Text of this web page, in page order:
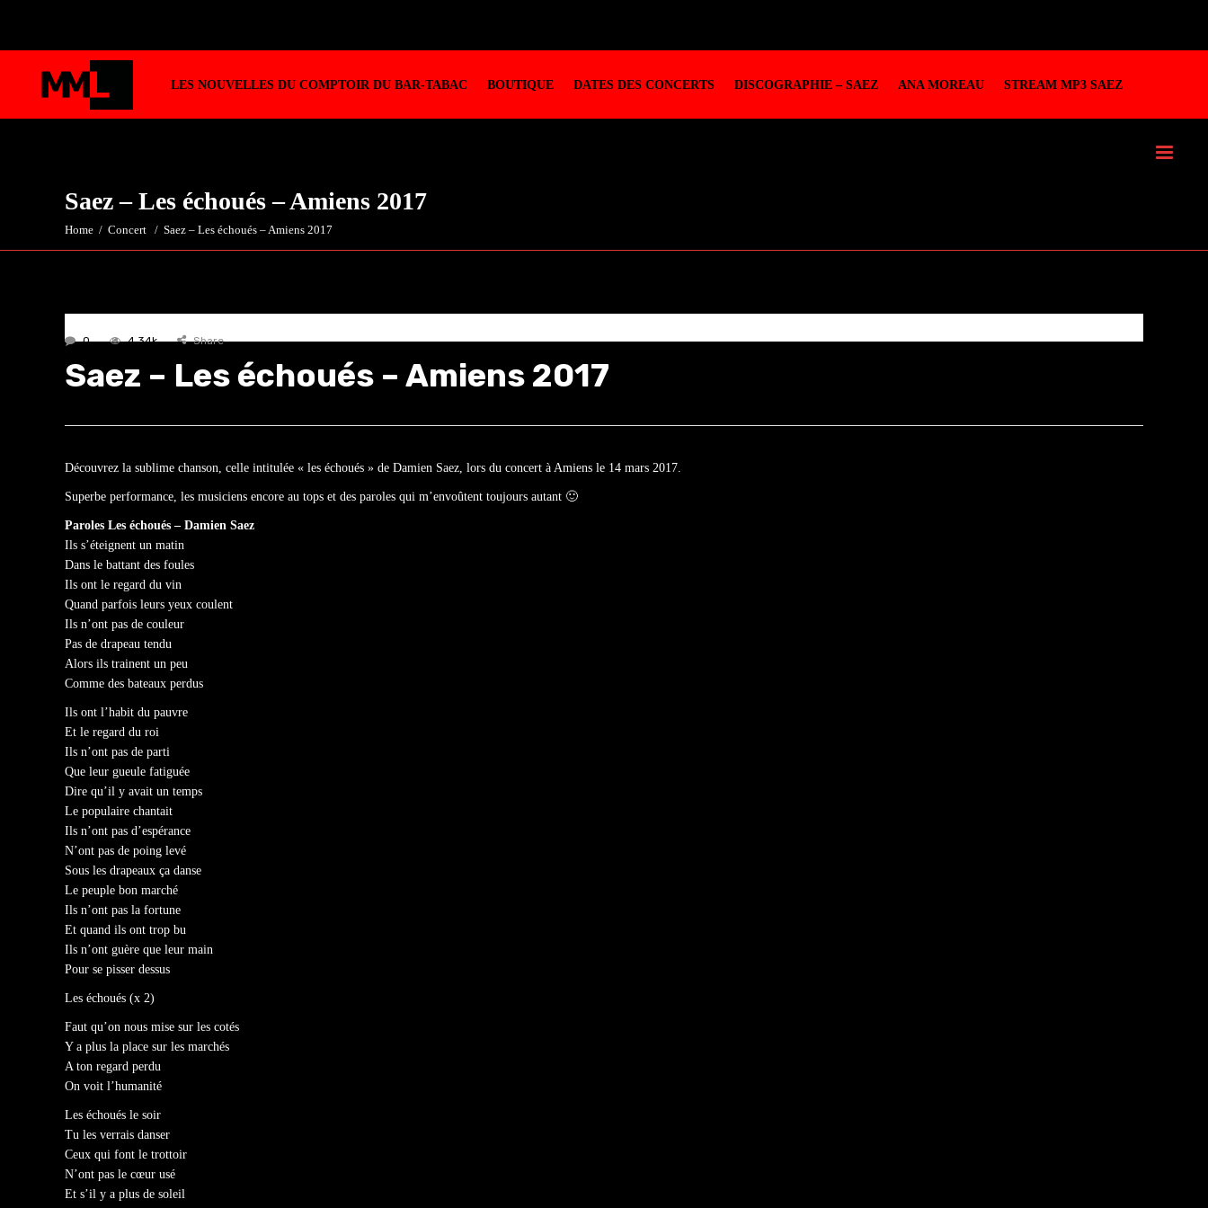
LES NOUVELLES DU COMPTOIR DU BAR-TABAC BOUTIQUE DATES DES CONCERTS DISCOGRAPHIE – SAEZ ANA MOREAU STREAM MP3 SAEZ
Saez – Les échoués – Amiens 2017
Home / Concert / Saez – Les échoués – Amiens 2017
0 4.34k Share
Saez – Les échoués – Amiens 2017
Découvrez la sublime chanson, celle intitulée « les échoués » de Damien Saez, lors du concert à Amiens le 14 mars 2017.
Superbe performance, les musiciens encore au tops et des paroles qui m’envoûtent toujours autant 🙂
Paroles Les échoués – Damien Saez
Ils s’éteignent un matin
Dans le battant des foules
Ils ont le regard du vin
Quand parfois leurs yeux coulent
Ils n’ont pas de couleur
Pas de drapeau tendu
Alors ils trainent un peu
Comme des bateaux perdus
Ils ont l’habit du pauvre
Et le regard du roi
Ils n’ont pas de parti
Que leur gueule fatiguée
Dire qu’il y avait un temps
Le populaire chantait
Ils n’ont pas d’espérance
N’ont pas de poing levé
Sous les drapeaux ça danse
Le peuple bon marché
Ils n’ont pas la fortune
Et quand ils ont trop bu
Ils n’ont guère que leur main
Pour se pisser dessus
Les échoués (x 2)
Faut qu’on nous mise sur les cotés
Y a plus la place sur les marchés
A ton regard perdu
On voit l’humanité
Les échoués le soir
Tu les verrais danser
Ceux qui font le trottoir
N’ont pas le cœur usé
Et s’il y a plus de soleil